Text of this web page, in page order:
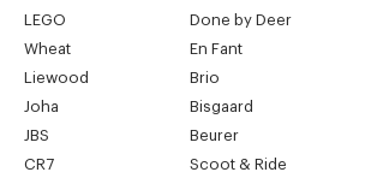
LEGO
Done by Deer
Wheat
En Fant
Liewood
Brio
Joha
Bisgaard
JBS
Beurer
CR7
Scoot & Ride